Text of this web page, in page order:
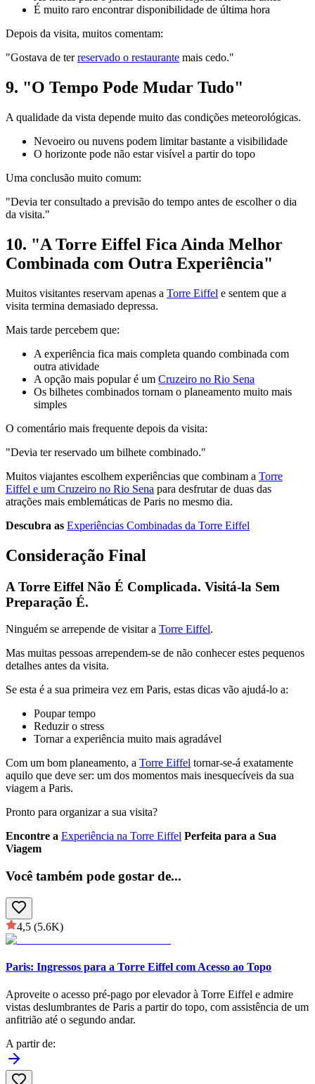
É muito raro encontrar disponibilidade de última hora
Depois da visita, muitos comentam:
"Gostava de terreservado o restaurante mais cedo."
9. "O Tempo Pode Mudar Tudo"
A qualidade da vista depende muito das condições meteorológicas.
Nevoeiro ou nuvens podem limitar bastante a visibilidade
O horizonte pode não estar visível a partir do topo
Uma conclusão muito comum:
"Devia ter consultado a previsão do tempo antes de escolher o dia
da visita."
10. "A Torre Eiffel Fica Ainda Melhor
Combinada com Outra Experiência"
Muitos visitantes reservam apenas a Torre Eiffel e sentem que a
visita termina demasiado depressa.
Mais tarde percebem que:
A experiência fica mais completa quando combinada com
outra atividade
A opção mais popular é um Cruzeiro no Rio Sena
Os bilhetes combinados tornam o planeamento muito mais
simples
O comentário mais frequente depois da visita:
"Devia ter reservado um bilhete combinado."
Muitos viajantes escolhem experiências que combinam a Torre
Eiffel e um Cruzeiro no Rio Sena para desfrutar de duas das
atrações mais emblemáticas de Paris no mesmo dia.
Descubra as Experiências Combinadas da Torre Eiffel
Consideração Final
A Torre Eiffel Não É Complicada. Visitá-la Sem
Preparação É.
Ninguém se arrepende de visitar a Torre Eiffel.
Mas muitas pessoas arrependem-se de não conhecer estes pequenos
detalhes antes da visita.
Se esta é a sua primeira vez em Paris, estas dicas vão ajudá-lo a:
Poupar tempo
Reduzir o stress
Tornar a experiência muito mais agradável
Com um bom planeamento, a Torre Eiffel tornar-se-á exatamente
aquilo que deve ser: um dos momentos mais inesquecíveis da sua
viagem a Paris.
Pronto para organizar a sua visita?
Encontre a Experiência na Torre Eiffel Perfeita para a Sua
Viagem
Você também pode gostar de...
4,5 (5.6K)
Paris: Ingressos para a Torre Eiffel com Acesso ao Topo
Aproveite o acesso pré-pago por elevador à Torre Eiffel e admire
vistas deslumbrantes de Paris a partir do topo, com assistência de um
anfitrião até o segundo andar.
A partir de: